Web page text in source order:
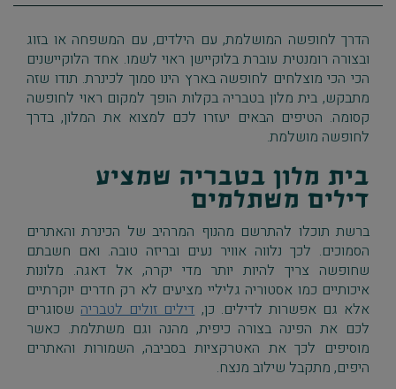
הדרך לחופשה המושלמת, עם הילדים, עם המשפחה או בזוג
ובצורה רומנטית עוברת בלוקיישן ראוי לשמו. אחד הלוקיישנים
הכי הכי מוצלחים לחופשה בארץ הינו סמוך לכינרת. תודו שזה
מתבקש, בית מלון בטבריה בקלות הופך למקום ראוי לחופשה
קסומה. הטיפים הבאים יעזרו לכם למצוא את המלון, בדרך
לחופשה מושלמת.
בית מלון בטבריה שמציע
דילים משתלמים
ברשת תוכלו להתרשם מהנוף המרהיב של הכינרת והאתרים
הסמוכים. לכך נלווה אוויר נעים ובריזה טובה. ואם חשבתם
שחופשה צריך להיות יותר מדי יקרה, אל דאגה. מלונות
איכותיים כמו אסטוריה גליליי מציעים לא רק חדרים יוקרתיים
אלא גם אפשרות לדילים. כן,דילים זולים לטבריהשסוגרים
לכם את הפינה בצורה כיפית, מהנה וגם משתלמת. כאשר
מוסיפים לכך את האטרקציות בסביבה, השמורות והאתרים
היפים, מתקבל שילוב מנצח.